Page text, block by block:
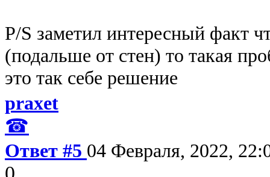
P/S заметил интересный факт
(подальше от стен) то такая
это так себе решение
praxet
☎
Ответ #5 04 Февраля, 2022,